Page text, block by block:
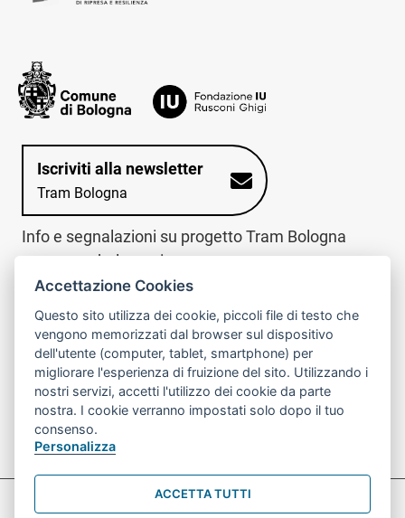
Iscriviti alla newsletter
Tram Bologna
Info e segnalazioni su progetto Tram Bologna
www.trambologna.it
trova infopoint sulla mappa interattiva
Trova l'infopoint
più vicino
telefona al call center
Chiama il call
center
800078611
Contatto cantiere per emergenze nei giorni festivi
o nelle ore notturne:366 65 36 063
Preferenze Cookie prova
Accettazione Cookies
Questo sito utilizza dei cookie, piccoli file di testo che
vengono memorizzati dal browser sul dispositivo
dell'utente (computer, tablet, smartphone) per
migliorare l'esperienza di fruizione del sito. Utilizzando i
nostri servizi, accetti l'utilizzo dei cookie da parte
nostra. I cookie verranno impostati solo dopo il tuo
consenso.
Personalizza
ACCETTA TUTTI